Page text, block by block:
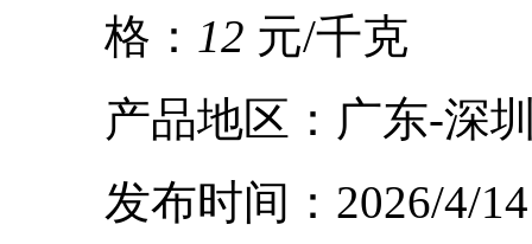
格： 12 元/千克
产品地区：广东-深
发布时间：2026/4/14